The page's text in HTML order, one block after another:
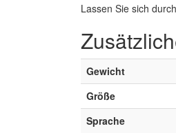
Lassen Sie sich
Gewicht
Größe
Sprache